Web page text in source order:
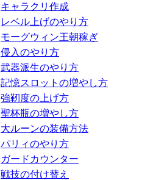
キャラクリ作成
レベル上げのやり方
モーグウィン王朝稼ぎ
侵入のやり方
武器派生のやり方
記憶スロットの増やし方
強靭度の上げ方
聖杯瓶の増やし方
大ルーンの装備方法
パリィのやり方
ガードカウンター
戦技の付け替え